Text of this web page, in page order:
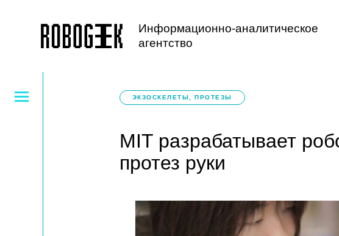
Информационно-аналитическое
агентство
ЭКЗОСКЕЛЕТЫ, ПРОТЕЗЫ
MIT разрабатывает
протез руки